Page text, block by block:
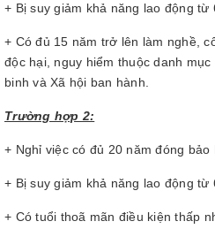
+ Bị suy giảm khả năng lao động từ
+ Có đủ 15 năm trở lên làm nghề,
độc hại, nguy hiểm thuộc danh
binh và Xã hội ban hành.
Trường hợp 2:
+ Nghỉ việc có đủ 20 năm đóng
+ Bị suy giảm khả năng lao động từ
+ Có tuổi thoã mãn điều kiện thấp